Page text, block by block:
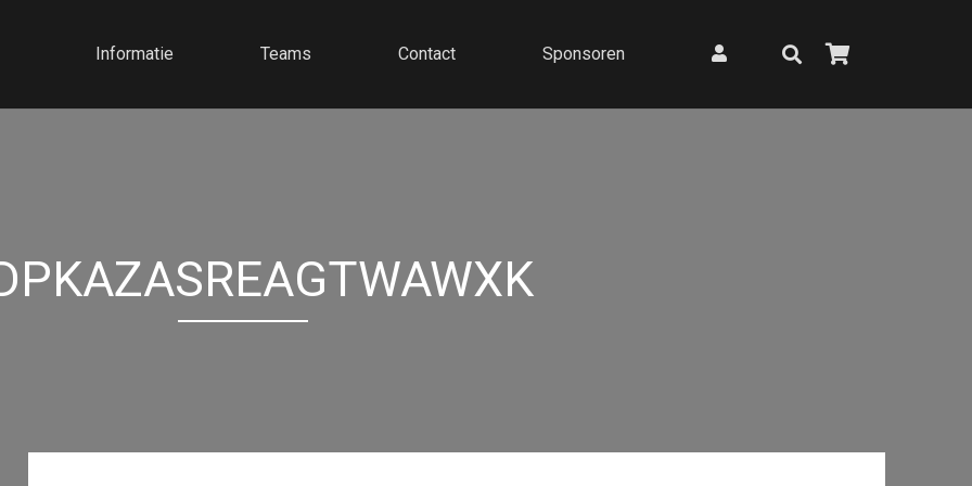
Informatie Teams Contact Sponsoren